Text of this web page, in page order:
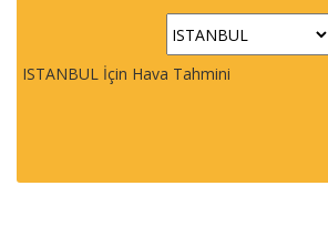
ISTANBUL İçin Hava Tahmini